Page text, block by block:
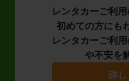
レンタカーご利
初めての方にも
レンタカーご利
や不安を
詳し